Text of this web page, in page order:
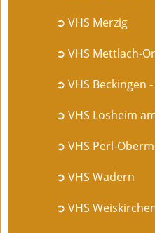
➲ VHS Merzig
➲ VHS Mettlach-
➲ VHS Beckingen
➲ VHS Losheim
➲ VHS Perl-
➲ VHS Wadern
➲ VHS